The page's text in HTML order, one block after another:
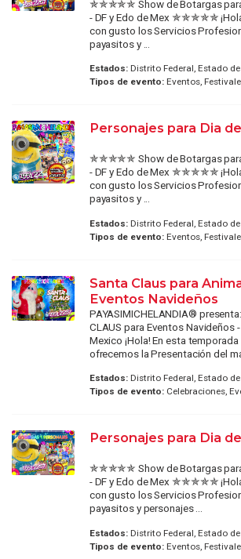
✯✯✯✯✯ Show de Botargas
- DF y Edo de Mex ✯✯✯✯✯
con gusto los Servicios
payasitos y ...
Estados:Distrito Federal, Estado
Tipos de evento:Eventos,
Personajes para Dia
✯✯✯✯✯ Show de Botargas
- DF y Edo de Mex ✯✯✯✯✯
con gusto los Servicios
payasitos y ...
Estados:Distrito Federal, Estado
Tipos de evento:Eventos,
Santa Claus para
Eventos Navideños
PAYASIMICHELANDIA®
CLAUS para Eventos Navideños
Mexico ¡Hola! En esta
ofrecemos la Presentación del
Estados:Distrito Federal, Estado
Tipos de evento:Celebraciones,
Personajes para Dia
✯✯✯✯✯ Show de Botargas
- DF y Edo de Mex ✯✯✯✯✯
con gusto los Servicios
payasitos y personajes ...
Estados:Distrito Federal, Estado
Tipos de evento:Eventos,